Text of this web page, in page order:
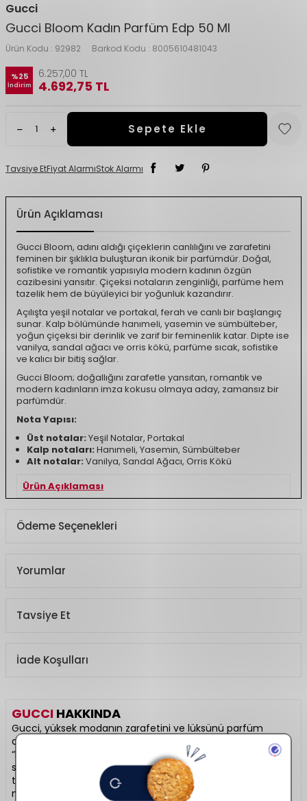
Gucci
Gucci Bloom Kadın Parfüm Edp 50 Ml
Ürün Kodu : 92982 Barkod Kodu : 8005610481043
%25
İndirim
6.257,00 TL
4.692,75 TL
Sepete Ekle
Tavsiye EtFiyat AlarmıStok Alarmı
Ürün Açıklaması
Gucci Bloom, adını aldığı çiçeklerin canlılığını ve zarafetini
feminen bir şıklıkla buluşturan ikonik bir parfümdür. Doğal,
sofistike ve romantik yapısıyla modern kadının özgün
cazibesini yansıtır. Çiçeksi notaların zenginliği, parfüme hem
tazelik hem de büyüleyici bir yoğunluk kazandırır.
Açılışta yeşil notalar ve portakal, ferah ve canlı bir başlangıç
sunar. Kalp bölümünde hanımeli, yasemin ve sümbülteber,
yoğun çiçeksi bir derinlik ve zarif bir feminenlik katar. Dipte ise
vanilya, sandal ağacı ve orris kökü, parfüme sıcak, sofistike
ve kalıcı bir bitiş sağlar.
Gucci Bloom; doğallığını zarafetle yansıtan, romantik ve
modern kadınların imza kokusu olmaya aday, zamansız bir
parfümdür.
Nota Yapısı:
Üst notalar: Yeşil Notalar, Portakal
Kalp notaları: Hanımeli, Yasemin, Sümbülteber
Alt notalar: Vanilya, Sandal Ağacı, Orris Kökü
Ürün Açıklaması
Ödeme Seçenekleri
Yorumlar
Tavsiye Et
İade Koşulları
GUCCI HAKKINDA
Gucci, yüksek modanın zarafetini ve lüksünü parfüm
dünyasında da hissettiren prestijli bir markadır. “Guilty”,
“Bloom” ve “Flora” serileriyle feminen ve maskülen kokular
sunar. Kalıcı ve karakterli notaları, etkileyici şişe
tasarımlarıyla birleşir. Gucci, her parfümüyle bir stil
manifestosu sunar. Lüks kokunun yeniden tanımı: Gucci.